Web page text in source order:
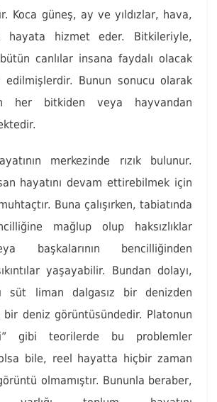
Koca güneş, ay ve yıldızlar, hava,
hizmet eder. Bitkileriyle,
canlılar insana faydalı olacak
edilmişlerdir. Bunun sonucu olarak
her bitkiden veya hayvandan
merkezinde rızık bulunur.
hayatını devam ettirebilmek için
Buna çalışırken, tabiatında
mağlup olup haksızlıklar
başkalarının bencilliğinden
yaşayabilir. Bundan dolayı,
süt liman dalgasız bir denizden
bir deniz görüntüsündedir. Platonun
gibi teorilerde bu problemler
bile, reel hayatta hiçbir zaman
olmamıştır. Bununla beraber,